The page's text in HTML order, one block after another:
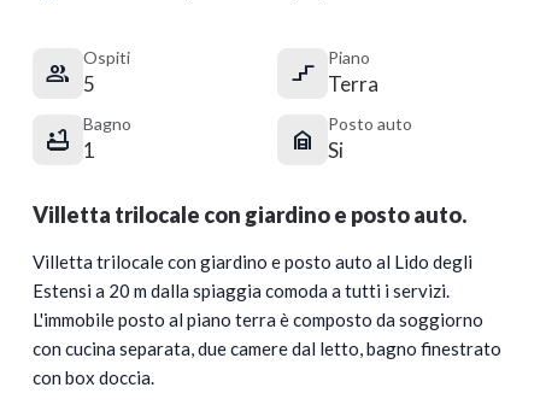
 Ospiti
5  Piano
Terra
 Bagno
1  Posto auto
Si
Villetta trilocale con giardino e posto auto.
Villetta trilocale con giardino e posto auto al Lido degli
Estensi a 20 m dalla spiaggia comoda a tutti i servizi.
L'immobile posto al piano terra è composto da soggiorno
con cucina separata, due camere dal letto, bagno finestrato
con box doccia.